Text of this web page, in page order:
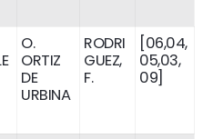
O.
ORTIZ
DE
URBINA
RODRI
GUEZ,
F.
[06,04,
05,03,
09]